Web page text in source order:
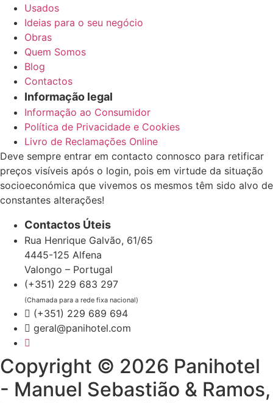
Usados
Ideias para o seu negócio
Obras
Quem Somos
Blog
Contactos
Informação legal
Informação ao Consumidor
Política de Privacidade e Cookies
Livro de Reclamações Online
Deve sempre entrar em contacto connosco para retificar
preços visíveis após o login, pois em virtude da situação
socioeconómica que vivemos os mesmos têm sido alvo de
constantes alterações!
Contactos Úteis
Rua Henrique Galvão, 61/65
4445-125 Alfena
Valongo – Portugal
(+351) 229 683 297
(Chamada para a rede fixa nacional)
(+351) 229 689 694
geral@panihotel.com
Copyright © 2026 Panihotel
- Manuel Sebastião & Ramos,